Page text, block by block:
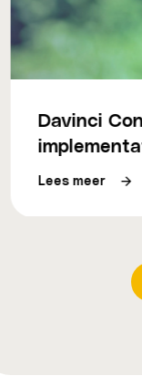
Davinci
Lees meer